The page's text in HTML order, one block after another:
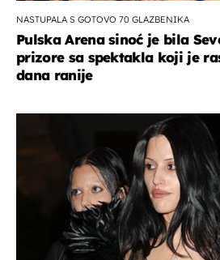
NASTUPALA S GOTOVO 70 GLAZBENIKA
Pulska Arena sinoć je bila
prizore sa spektakla koji je
dana ranije